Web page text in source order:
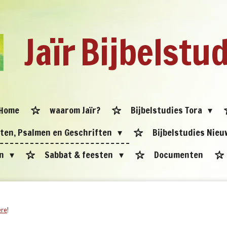
Jaïr
waarom Jaïr?
Bijbelstudies Tora
Psalmen en Geschriften
Bijbelstudies
Sabbat & feesten Documenten
!